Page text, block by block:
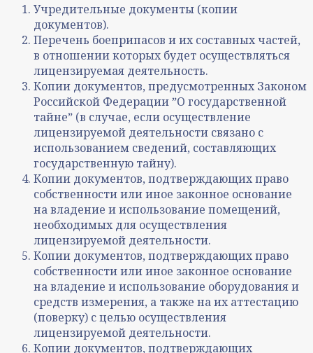
Учредительные документы (копии
документов).
Перечень боеприпасов и их составных частей,
в отношении которых будет осуществляться
лицензируемая деятельность.
Копии документов, предусмотренных Законом
Российской Федерации ˮО государственной
тайнеˮ (в случае, если осуществление
лицензируемой деятельности связано с
использованием сведений, составляющих
государственную тайну).
Копии документов, подтверждающих право
собственности или иное законное основание
на владение и использование помещений,
необходимых для осуществления
лицензируемой деятельности.
Копии документов, подтверждающих право
собственности или иное законное основание
на владение и использование оборудования и
средств измерения, а также на их аттестацию
(поверку) с целью осуществления
лицензируемой деятельности.
Копии документов, подтверждающих